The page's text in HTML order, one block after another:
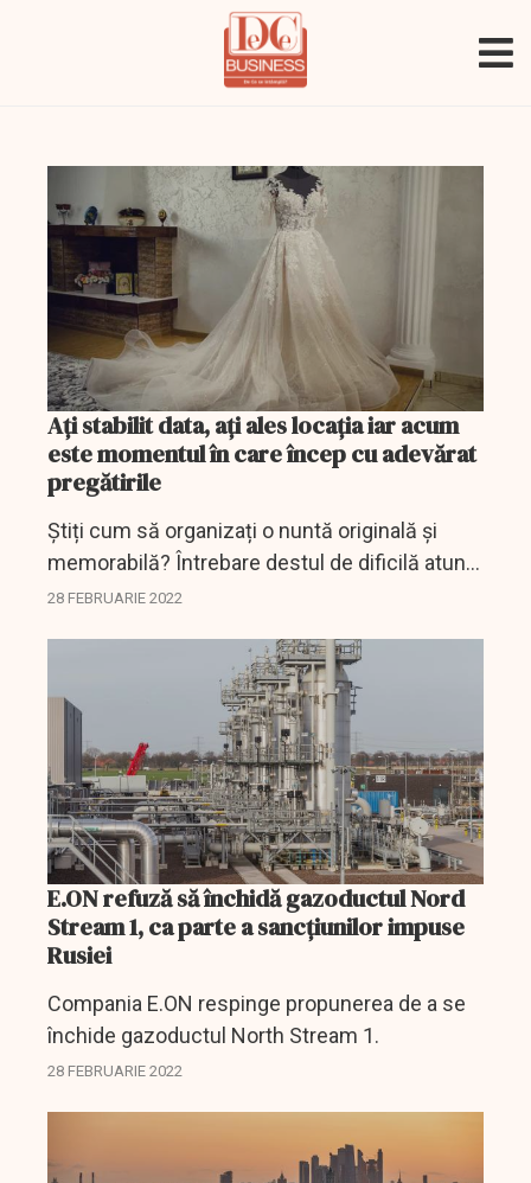
Aţi stabilit data, aţi ales locaţia iar acum
este momentul în care încep cu adevărat
pregătirile
Știți cum să organizați o nuntă originală și
memorabilă? Întrebare destul de dificilă atunci
când vă organizați propria nuntă.
28 FEBRUARIE 2022
E.ON refuză să închidă gazoductul Nord
Stream 1, ca parte a sancţiunilor impuse
Rusiei
Compania E.ON respinge propunerea de a se
închide gazoductul North Stream 1.
28 FEBRUARIE 2022